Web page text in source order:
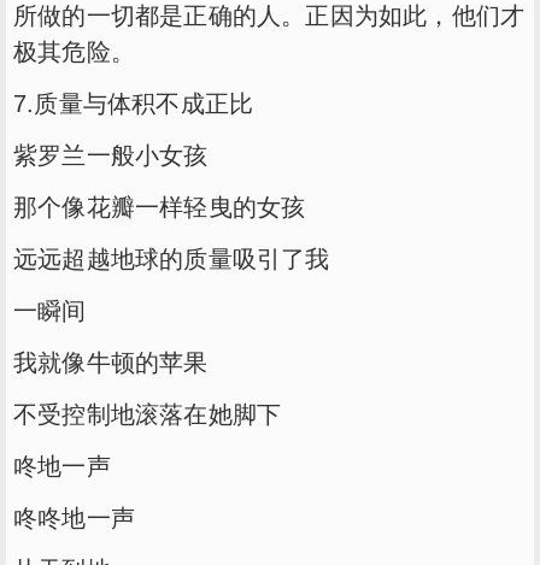
所做的一切都是正确的人。正因为如此，他们才
极其危险。
7.质量与体积不成正比
紫罗兰一般小女孩
那个像花瓣一样轻曳的女孩
远远超越地球的质量吸引了我
一瞬间
我就像牛顿的苹果
不受控制地滚落在她脚下
咚地一声
咚咚地一声